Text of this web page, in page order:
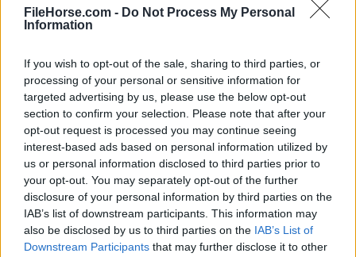
FileHorse.com - Do Not Process My Personal
Information
If you wish to opt-out of the sale, sharing to third parties, or
processing of your personal or sensitive information for
targeted advertising by us, please use the below opt-out
section to confirm your selection. Please note that after your
opt-out request is processed you may continue seeing
interest-based ads based on personal information utilized by
us or personal information disclosed to third parties prior to
your opt-out. You may separately opt-out of the further
disclosure of your personal information by third parties on the
IAB’s list of downstream participants. This information may
also be disclosed by us to third parties on the IAB’s List of
Downstream Participants that may further disclose it to other
hardware.
En caso de que la aplicaciónSamsung SW Update no
pueda descargar e instalar todas las actualizaciones
que ha encontrado, el resto de esas actualizaciones se
pueden gestionar a través de la aplicación
independiente Centro de Descargas.
Características y Destacados
La aplicación oficial de software para portátiles y
actualización de controladores de Samsung
Corporation.